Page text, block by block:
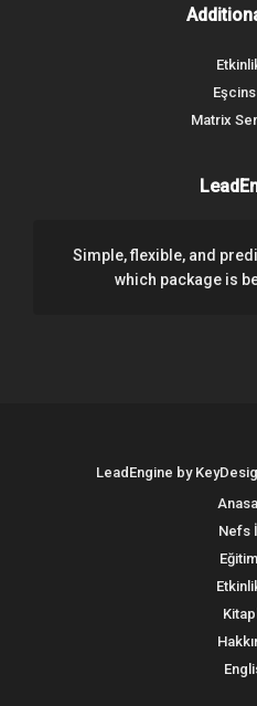
Matrix
Simple, flexible, and
which package is
LeadEngine by
Nefs